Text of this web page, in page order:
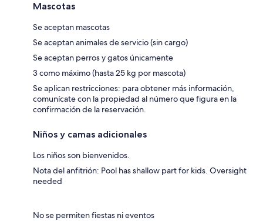
Mascotas
Se aceptan mascotas
Se aceptan animales de servicio (sin cargo)
Se aceptan perros y gatos únicamente
3 como máximo (hasta 25 kg por mascota)
Se aplican restricciones: para obtener más información,
comunícate con la propiedad al número que figura en la
confirmación de la reservación.
Niños y camas adicionales
Los niños son bienvenidos.
Nota del anfitrión: Pool has shallow part for kids. Oversight
needed
No se permiten fiestas ni eventos